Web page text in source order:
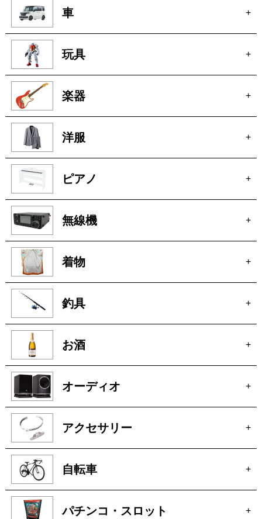
車 +
玩具 +
楽器 +
洋服 +
ピアノ +
無線機 +
着物 +
釣具 +
お酒 +
オーディオ +
アクセサリー +
自転車 +